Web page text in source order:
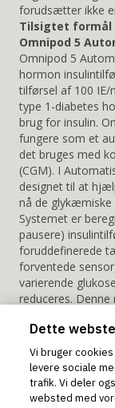
forudsætter ikke
Tilsigtet formål
Omnipod 5
Omnipod 5
hormon
tilførsel af 100 IE/
type 1-diabetes
brug for insulin.
fungere som et
det bruges med
(CGM). I
designet til at
nå de glykæmiske
Systemet er
pausere)
foruddefinerede
forventede
varierende
reduceres.
for høj og for lav
fungere i Manuel
manuelt
brug på en
brug med
Dette
Vi bruger
levere sociale
trafik. Vi deler
websted med